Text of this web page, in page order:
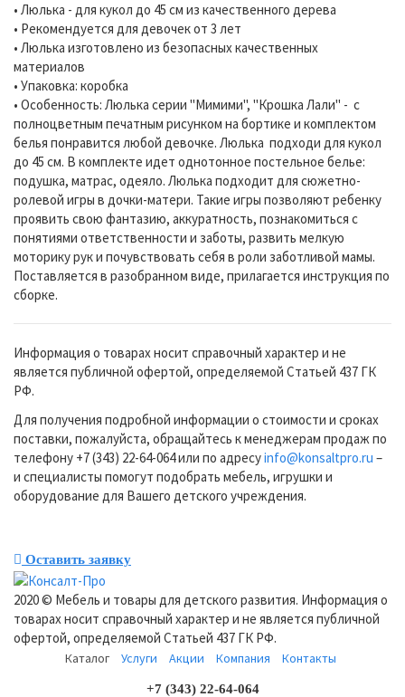
• Люлька - для кукол до 45 см из качественного дерева
• Рекомендуется для девочек от 3 лет
• Люлька изготовлено из безопасных качественных
материалов
• Упаковка: коробка
• Особенность: Люлька серии "Мимими", "Крошка Лали" - с
полноцветным печатным рисунком на бортике и комплектом
белья понравится любой девочке. Люлька подходи для кукол
до 45 см. В комплекте идет однотонное постельное белье:
подушка, матрас, одеяло. Люлька подходит для сюжетно-
ролевой игры в дочки-матери. Такие игры позволяют ребенку
проявить свою фантазию, аккуратность, познакомиться с
понятиями ответственности и заботы, развить мелкую
моторику рук и почувствовать себя в роли заботливой мамы.
Поставляется в разобранном виде, прилагается инструкция по
сборке.
Информация о товарах носит справочный характер и не
является публичной офертой, определяемой Статьей 437 ГК
РФ.
Для получения подробной информации о стоимости и сроках
поставки, пожалуйста, обращайтесь к менеджерам продаж по
телефону +7 (343) 22-64-064 или по адресуinfo@konsaltpro.ru –
и специалисты помогут подобрать мебель, игрушки и
оборудование для Вашего детского учреждения.
Оставить заявку
2020 © Мебель и товары для детского развития. Информация о
товарах носит справочный характер и не является публичной
офертой, определяемой Статьей 437 ГК РФ.
Каталог Услуги Акции Компания Контакты
+7 (343) 22-64-064